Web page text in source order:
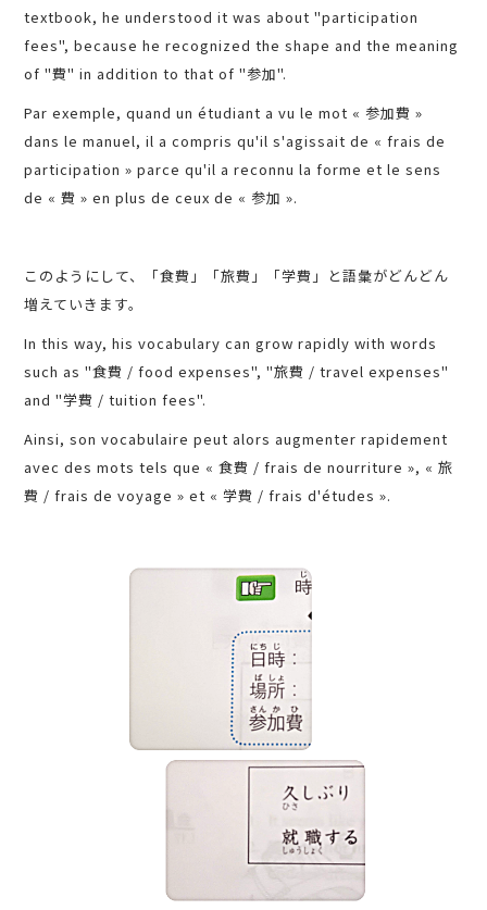
textbook, he understood it was about "participation
fees", because he recognized the shape and the meaning
of "費" in addition to that of "参加".
Par exemple, quand un étudiant a vu le mot « 参加費 »
dans le manuel, il a compris qu'il s'agissait de « frais de
participation » parce qu'il a reconnu la forme et le sens
de « 費 » en plus de ceux de « 参加 ».
このようにして、「食費」「旅費」「学費」と語彙がどんどん
増えていきます。
In this way, his vocabulary can grow rapidly with words
such as "食費 / food expenses", "旅費 / travel expenses"
and "学費 / tuition fees".
Ainsi, son vocabulaire peut alors augmenter rapidement
avec des mots tels que « 食費 / frais de nourriture », « 旅
費 / frais de voyage » et « 学費 / frais d'études ».